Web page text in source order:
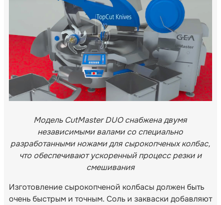
Модель CutMaster DUO снабжена двумя
независимыми валами со специально
разработанными ножами для сырокопченых колбас,
что обеспечивают ускоренный процесс резки и
смешивания
Изготовление сырокопченой колбасы должен быть
очень быстрым и точным. Соль и закваски добавляют